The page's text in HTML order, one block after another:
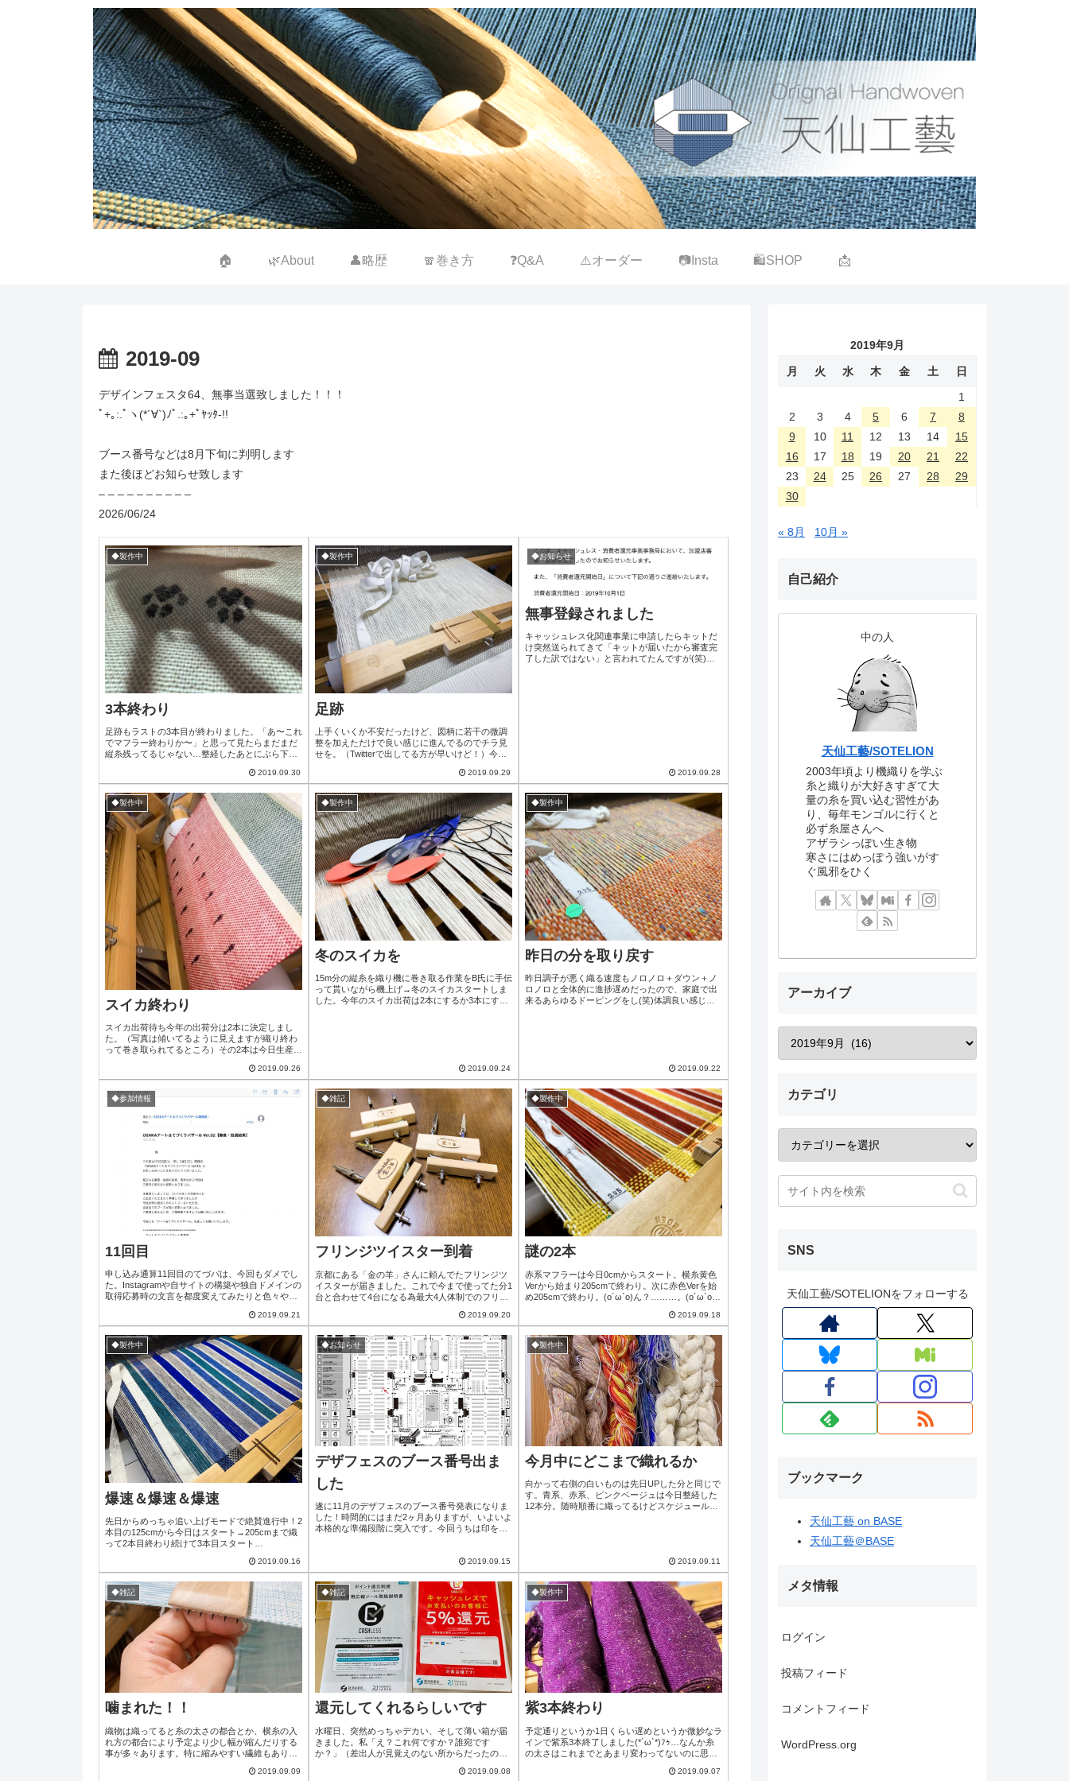
🏠 🌿About 👤略歴 🧣巻き方 ❓Q&A ⚠️オーダー 📷Insta 🛍SHOP 📩
2019-09
デザインフェスタ64、無事当選致しました！！！
ﾟ+｡:.ﾟヽ(*´∀`)ﾉﾟ.:｡+ﾟﾔｯﾀ-!!
ブース番号などは8月下旬に判明します
また後ほどお知らせ致します
– – – – – – – – – –
2026/06/24
◆製作中
3本終わり
足跡もラストの3本目が終わりました。「あ〜これ
でマフラー終わりか〜」と思って見たらまだまだ
縦糸残ってるじゃない…整経したあとにぶら下げ
は白。さて何色で何を織ろかな？？あまり時間も
ないので足跡じゃない普通のカラーマフラーで。
明日横糸決めてサクッと進めちゃいましょ(*´ω`*)
2019.09.30
◆製作中
足跡
上手くいくか不安だったけど、図柄に若干の微調
整を加えただけで良い感じに進んでるのでチラ見
せを。（Twitterで出してる方が早いけど！）今、
は『コンクリート流したてを歩いた猫ちゃん』で
す(笑)そしてもう2本織り終わってるので今月中に
ラスト1本行ける！！！これなら10月は大判を織
りながらのネジネジメインで行ける〜！！あと1ヶ
月半頑張ろ(*´ω`*)b
2019.09.29
◆お知らせ
無事登録されました
キャッシュレス化関連事業に申請したらキットだ
け突然送られてきて「キットが届いたから審査完
了した訳ではない」と言われてたんですが(笑)無
2019.09.28
◆製作中
スイカ終わり
スイカ出荷待ち今年の出荷分は2本に決定しまし
た。（写真は傾いてるように見えますが織り終わ
って巻き取られてるところ）その2本は今日生産
には案外サックリ終了した印象。どなたか気に入
って下さった方の所に嫁入り出来たらいいね(*
´ω`*)さて、次は…まだ現段階では上手く形にでき
るか不明なので、無事出来たらUPします！
2019.09.26
◆製作中
冬のスイカを
15m分の縦糸を織り機に巻き取る作業をB氏に手伝
って貰いながら機上げ→冬のスイカスタートしま
した。今年のスイカ出荷は2本にするか3本にする
で要領がどうだったか思い出しながらど...2019.09.24
◆製作中
昨日の分を取り戻す
昨日調子が悪く織る速度もノロノロ＋ダウン＋ノ
ロノロと全体的に進捗遅めだったので、家庭で出
来るあらゆるドーピングをし(笑)体調良い感じに
と。慌てて傷口抑えて血を止めて、傷口落...2019.09.22
◆参加情報
11回目
申し込み通算11回目のてづバは、今回もダメでし
た。Instagramや自サイトの構築や独自ドメインの
取得応募時の文言を都度変えてみたりと色々やっ
はデザフェスの翌週というタイトなスケジュール
で申し込んではみたものの、デザフェスからの搬
出→搬入はどうなるのか正直不安もあったので安
堵感の方が多く、ショックはほぼ無し。また地道
に申し込んではみますがデザフェス程ご...
2019.09.21
◆雑記
フリンジツイスター到着
京都にある「金の羊」さんに頼んでたフリンジツ
イスターが届きました。これで今まで使ってた分1
台と合わせて4台になる為最大4人体制でのフリン
を保管し続けて来たので結局の所、新作が何本織
れているのか数えてないので不明…確実に50本は
織ってると思うけど数えるのが怖い(笑)それでも1
人でフリンジを作るには数が多すぎるので色んな
方にお手伝いお願いできれば嬉しいです(...
2019.09.20
◆製作中
謎の2本
赤系マフラーは今日0cmからスタート。横糸黄色
Verから始まり205cmで終わり。次に赤色Verを始
め205cmで終わり。(o´ω`o)ん？………。(o´ω`o)
した。どうなってるんや？意味がわからん(笑)な
お205cm織っても縮絨したら190cm台に縮むのを
想定してです。TVの音よりもやっぱりリズム感の
ある曲を聴きながらの方が進みが良かった気が...
2019.09.18
◆製作中
爆速＆爆速＆爆速
先日からめっちゃ追い上げモードで絶賛進行中！2
本目の125cmから今日はスタート→205cmまで織
って2本目終わり続けて3本目スタート
間切れとなりました。日速302cm！！自分でも意
味がわからない！！(笑)暑い予報だったので早々
にエアコン入れてたので高温による不快感ゼロ快
適環境下での13時→20時まで爆速進行でした(*
´3`*)ﾌｩ〜3作業用B...
2019.09.16
◆お知らせ
デザフェスのブース番号出ま
した
遂に11月のデザフェスのブース番号発表になりま
した！時間的にはまだ2ヶ月ありますが、いよいよ
本格的な準備段階に突入です。今回うちは印を付
織姫様のご利益なのかな？そしたら凄いパワーあ
り過ぎじゃ？？（↑毎年七夕に織姫様を祀ってる神
社へ織り技術向上願いに行ってます）確かに「デ
ザフェス上手くいきますように」的な短...
2019.09.15
◆製作中
今月中にどこまで織れるか
向かって右側の白いものは先日UPした分と同じで
す。青系、赤系、ピンクベージュは今日整経した
12本分。随時順番に織ってるけどスケジュール見
ﾜなるべく早起き、なるべく沢山進めていけるよう
に頑張らねば！来月入っ...
2019.09.11
◆雑記
噛まれた！！
織物は織ってると糸の太さの都合とか、横糸の入
れ方の都合により予定より少し幅が縮んだりする
事が多々あります。特に縮みやすい繊維もあり、
幅を固定する道具があります。うちのはスウェー
2019.09.09
◆雑記
還元してくれるらしいです
水曜日、突然めっちゃデカい、そして薄い箱が届
きました。私「え？これ何ですか？誰宛です
か？」（差出人が見覚えのない所からだったのが
え？天仙宛？！」配「事業されてます？今日お店
2019.09.08
◆製作中
紫3本終わり
予定通りというか1日くらい遅めというか微妙なラ
インで紫系3本終了しました(*´ω`*)ﾌｩ…なんか糸
の太さはこれまでとあまり変わってないのに思っ
来上がったのはめっちゃ肌触り良くて、え？これ
2019.09.07
2019年9月
月 火 水 木 金 土
日
1
2
3 4 5 6 7
8
9
10 11 12 13 14
15
16
17 18 19 20 21
22
23
24 25 26 27 28
29
30
« 8月 10月 »
自己紹介
中の人
天仙工藝/SOTELION
2003年頃より機織りを学ぶ
糸と織りが大好きすぎて大
量の糸を買い込む習性があ
り、毎年モンゴルに行くと
必ず糸屋さんへ
アザラシっぽい生き物
寒さにはめっぽう強いがす
ぐ風邪をひく
アーカイブ
カテゴリ
SNS
天仙工藝/SOTELIONをフォローする
ブックマーク
天仙工藝 on BASE
天仙工藝＠BASE
メタ情報
ログイン
投稿フィード
コメントフィード
WordPress.org